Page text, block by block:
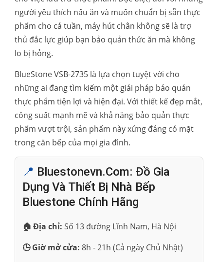
người yêu thích nấu ăn và muốn chuẩn bị sẵn thực
phẩm cho cả tuần, máy hút chân không sẽ là trợ
thủ đắc lực giúp bạn bảo quản thức ăn mà không
lo bị hỏng.
BlueStone VSB-2735 là lựa chọn tuyệt vời cho
những ai đang tìm kiếm một giải pháp bảo quản
thực phẩm tiện lợi và hiện đại. Với thiết kế đẹp mắt,
công suất mạnh mẽ và khả năng bảo quản thực
phẩm vượt trội, sản phẩm này xứng đáng có mặt
trong căn bếp của mọi gia đình.
📍 Bluestonevn.com: Đồ Gia
Dụng Và Thiết Bị Nhà Bếp
Bluestone Chính Hãng
🏠 Địa chỉ: Số 13 đường Lĩnh Nam, Hà Nội
🕒 Giờ mở cửa: 8h - 21h (Cả ngày Chủ Nhật)